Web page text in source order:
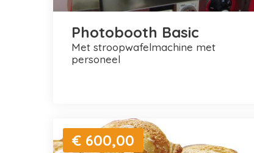
Photobooth Basic
met stroopwafelmachine met
personeel
€ 600,00